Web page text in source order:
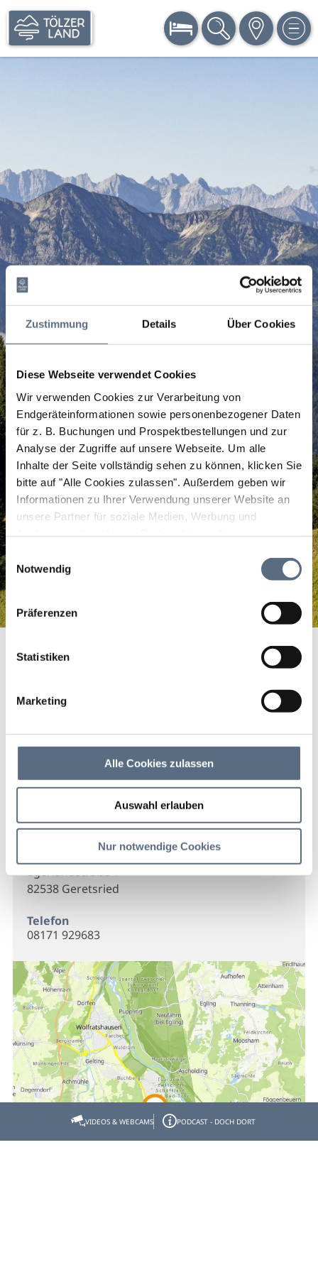
Zustimmung Details Über Cookies
Diese Webseite verwendet Cookies
Wir verwenden Cookies zur Verarbeitung von
Endgeräteinformationen sowie personenbezogener Daten
für z. B. Buchungen und Prospektbestellungen und zur
Analyse der Zugriffe auf unsere Webseite. Um alle
Inhalte der Seite vollständig sehen zu können, klicken Sie
bitte auf "Alle Cookies zulassen". Außerdem geben wir
Informationen zu Ihrer Verwendung unserer Website an
unsere Partner für soziale Medien, Werbung und
zusammen, die Sie ihnen bereitgestellt haben oder die
sie im Rahmen Ihrer Nutzung der Dienste gesammelt
Einwilligungsauswahl
Notwendig
Präferenzen
Statistiken
Marketing
Alle Cookies zulassen
Auswahl erlauben
Nur notwendige Cookies
BUCHEN SUCHE KARTE MENÜ
Einladender Innenbereich und grosse Terasse. Die
Rezept her.
Kontakt
EisCafé L'Arena
Egerlandstraße 1
82538 Geretsried
Telefon
08171 929683
VIDEOS & WEBCAMS PODCAST - DOCH DORT